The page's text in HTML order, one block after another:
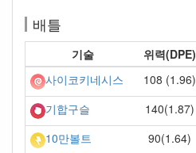
배틀
기술 위력(DPE)
사이코키네시스
108 (1.96)
기합구슬
140(1.87)
10만볼트
90(1.64)